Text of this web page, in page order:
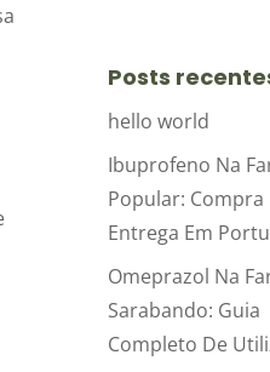
Posts
hello world
Ibuprofeno Na
Popular: Compra
Entrega Em
Omeprazol Na
Sarabando: Guia
Completo De